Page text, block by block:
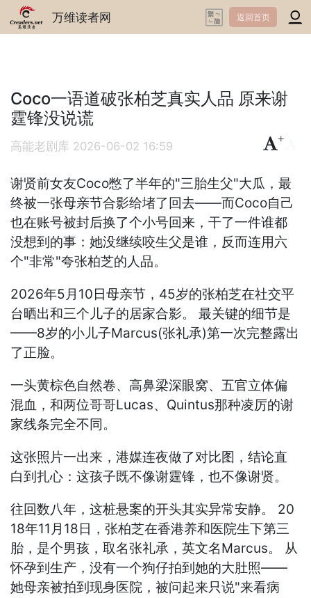
万维读者网 返回首页
Coco一语道破张柏芝真实人品 原来谢
霆锋没说谎
高能老剧库 2026-06-02 16:59
+
谢贤前女友Coco憋了半年的"三胎生父"大瓜，最
终被一张母亲节合影给堵了回去——而Coco自己
也在账号被封后换了个小号回来，干了一件谁都
没想到的事：她没继续咬生父是谁，反而连用六
个"非常"夸张柏芝的人品。
2026年5月10日母亲节，45岁的张柏芝在社交平
台晒出和三个儿子的居家合影。 最关键的细节是
——8岁的小儿子Marcus(张礼承)第一次完整露出
了正脸。
一头黄棕色自然卷、高鼻梁深眼窝、五官立体偏
混血，和两位哥哥Lucas、Quintus那种凌厉的谢
家线条完全不同。
这张照片一出来，港媒连夜做了对比图，结论直
白到扎心：这孩子既不像谢霆锋，也不像谢贤。
往回数八年，这桩悬案的开头其实异常安静。 20
18年11月18日，张柏芝在香港养和医院生下第三
胎，是个男孩，取名张礼承，英文名Marcus。 从
怀孕到生产，没有一个狗仔拍到她的大肚照——
她母亲被拍到现身医院，被问起来只说"来看病